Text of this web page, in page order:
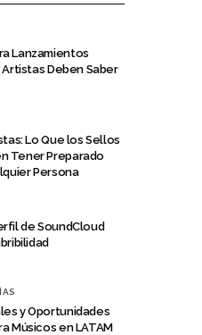
Lanzamientos
Deben Saber
Lo Que los Sellos
Tener Preparado
Persona
de SoundCloud
y Oportunidades
Músicos en LATAM